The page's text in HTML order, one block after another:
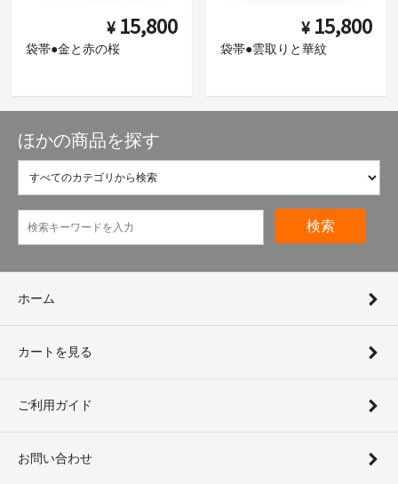
¥ 15,800
袋帯●金と赤の桜
¥ 15,800
袋帯●雲取りと華紋
ほかの商品を探す
検索
ホーム
カートを見る
ご利用ガイド
お問い合わせ